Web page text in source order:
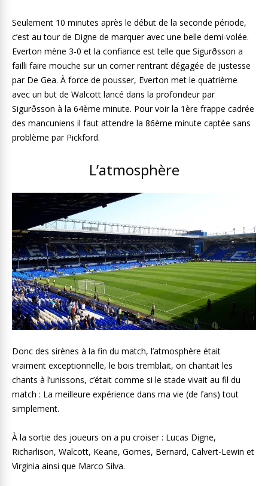
Seulement 10 minutes après le début de la seconde période,
c’est au tour de Digne de marquer avec une belle demi-volée.
Everton mène 3-0 et la confiance est telle que Sigurðsson a
failli faire mouche sur un corner rentrant dégagée de justesse
par De Gea. À force de pousser, Everton met le quatrième
avec un but de Walcott lancé dans la profondeur par
Sigurðsson à la 64ème minute. Pour voir la 1ère frappe cadrée
des mancuniens il faut attendre la 86ème minute captée sans
problème par Pickford.
L’atmosphère
Donc des sirènes à la fin du match, l’atmosphère était
vraiment exceptionnelle, le bois tremblait, on chantait les
chants à l’unissons, c’était comme si le stade vivait au fil du
match : La meilleure expérience dans ma vie (de fans) tout
simplement.
À la sortie des joueurs on a pu croiser : Lucas Digne,
Richarlison, Walcott, Keane, Gomes, Bernard, Calvert-Lewin et
Virginia ainsi que Marco Silva.